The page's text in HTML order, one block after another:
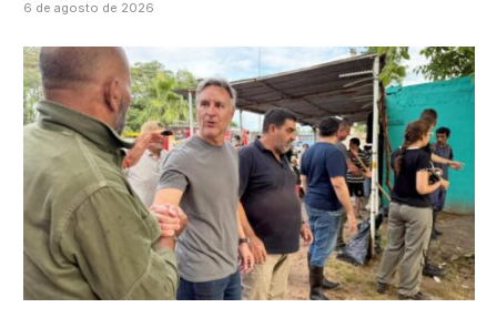
6 de agosto de 2026